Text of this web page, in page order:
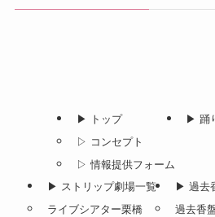
▶︎ トップ
▷ コンセプト
▷ 情報提供フォーム
▶︎ 踊
▶︎ ストリップ劇場一覧
ライブシアター栗橋
▶︎ 過去
過去香